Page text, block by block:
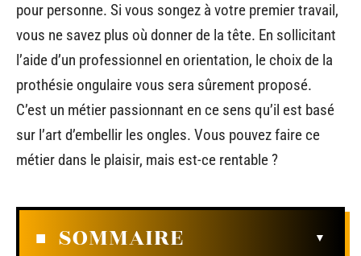
pour personne. Si vous songez à votre premier travail,
vous ne savez plus où donner de la tête. En sollicitant
l’aide d’un professionnel en orientation, le choix de la
prothésie ongulaire vous sera sûrement proposé.
C’est un métier passionnant en ce sens qu’il est basé
sur l’art d’embellir les ongles. Vous pouvez faire ce
métier dans le plaisir, mais est-ce rentable ?
SOMMAIRE